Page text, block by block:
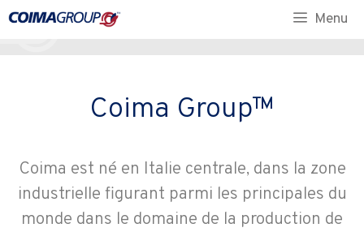
Menu
Coima Group™
Coima est né en Italie centrale, dans la zone
industrielle figurant parmi les principales du
monde dans le domaine de la production de